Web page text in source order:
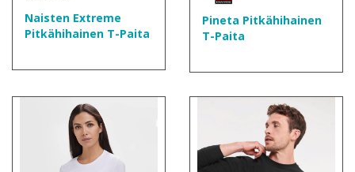
Naisten Extreme
Pitkähihainen T-Paita
Pineta Pitkähihainen
T-Paita